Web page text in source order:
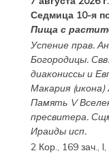
Седмица 10-я
Пища с
Успение прав.
Богородицы.
диакониссы и
Макария(икона)
Память V
пресвитера.
Ираидыисп.
2 Кор., 169 зач.,